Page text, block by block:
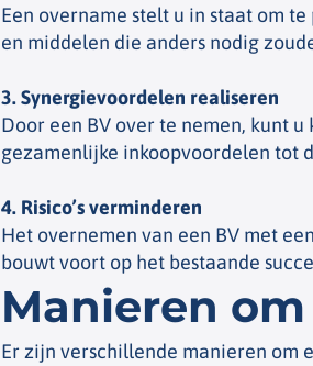
Een overname stelt u in staat om
en middelen die anders nodig
3. Synergievoordelen realiseren
Door een BV over te nemen, kunt
gezamenlijke inkoopvoordelen tot
4. Risico’s verminderen
Het overnemen van een BV met
bouwt voort op het bestaande
Manieren
Er zijn verschillende manieren om